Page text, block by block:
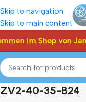
Skip to navigation
Skip to main content
im Shop von
ZV2-40-35-B24